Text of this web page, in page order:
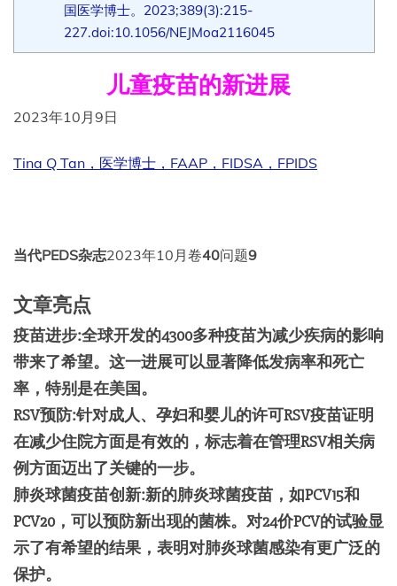
国医学博士。2023;389(3):215-
227.doi:10.1056/NEJMoa2116045
儿童疫苗的新进展
2023年10月9日
Tina Q Tan，医学博士，FAAP，FIDSA，FPIDS
当代PEDS杂志2023年10月卷40问题9
文章亮点
疫苗进步:全球开发的4300多种疫苗为减少疾病的影响
带来了希望。这一进展可以显著降低发病率和死亡
率，特别是在美国。
RSV预防:针对成人、孕妇和婴儿的许可RSV疫苗证明
在减少住院方面是有效的，标志着在管理RSV相关病
例方面迈出了关键的一步。
肺炎球菌疫苗创新:新的肺炎球菌疫苗，如PCV15和
PCV20，可以预防新出现的菌株。对24价PCV的试验显
示了有希望的结果，表明对肺炎球菌感染有更广泛的
保护。